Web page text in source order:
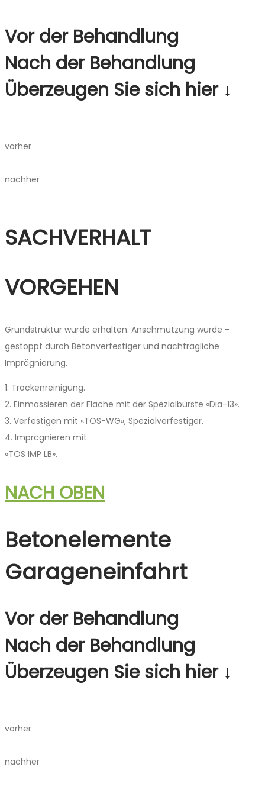
Vor der Behandlung
Nach der Behandlung
Überzeugen Sie sich hier ↓
vorher
nachher
SACHVERHALT
VORGEHEN
Grundstruktur wurde­ ­erhalten. Anschmutzung wurde ­
gestoppt durch Beton­verfestiger und nachträgliche
Imprägnierung.
1. Trockenreinigung.
2. Einmassieren der Fläche mit der Spezialbürste «Dia-13».
3. Verfestigen mit «TOS-WG», Spezialverfestiger.
4. Imprägnieren mit
«TOS IMP LB».
NACH OBEN
Betonelemente
Garagen­einfahrt
Vor der Behandlung
Nach der Behandlung
Überzeugen Sie sich hier ↓
vorher
nachher